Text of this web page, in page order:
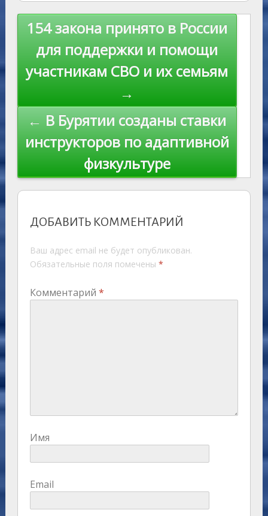
s
ni
ki
n
al
p
n
k
Навигация
записям
154 закона принято в России
для поддержки и помощи
участникам СВО и их семьям
→
← В Бурятии созданы ставки
инструкторов по адаптивной
физкультуре
ДОБАВИТЬ КОММЕНТАРИЙ
Ваш адрес email не будет опубликован.
Обязательные поля помечены *
Комментарий *
Имя
Email